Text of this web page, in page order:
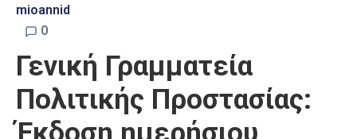
Του
Δήμου
Προσκλήσεις
Αποφάσεις
Τηλέφωνα
mioannid
0
Γενική Γραμματεία
Πολιτικής Προστασίας: